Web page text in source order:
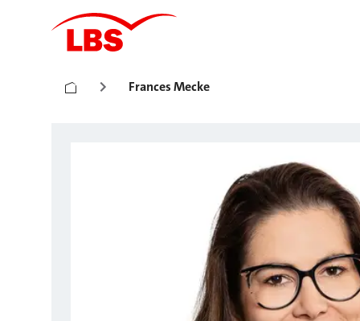
Frances Mecke